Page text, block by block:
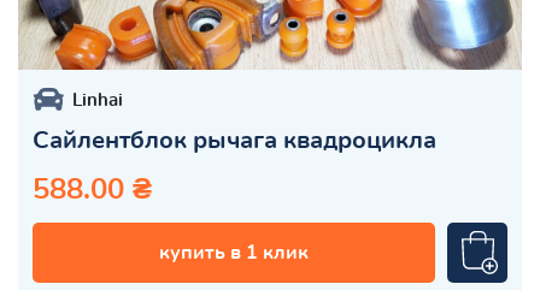
Linhai
Сайлентблок рычага квадроцикла
588.00 ₴
купить в 1 клик